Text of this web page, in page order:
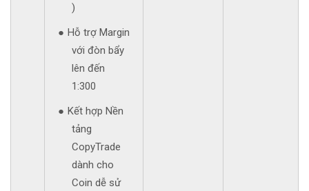
)
Hỗ trợ Margin
với đòn bẩy
lên đến
1:300
Kết hợp Nền
tảng
CopyTrade
dành cho
Coin dễ sử